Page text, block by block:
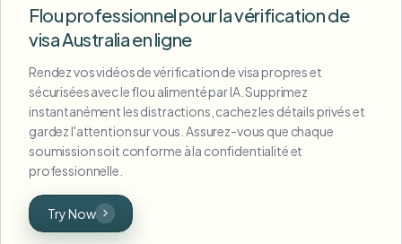
Flou professionnel pour la vérification de
visa Australia en ligne
Rendez vos vidéos de vérification de visa propres et
sécurisées avec le flou alimenté par IA. Supprimez
instantanément les distractions, cachez les détails privés et
gardez l'attention sur vous. Assurez-vous que chaque
soumission soit conforme à la confidentialité et
professionnelle.
Try Now